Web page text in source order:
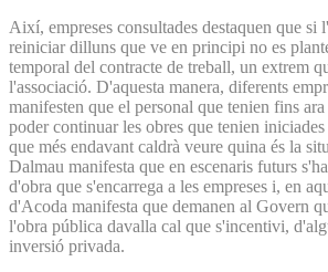
Així, empreses consultades destaquen que si
reiniciar dilluns que ve en principi no es
temporal del contracte de treball, un extrem
l'associació. D'aquesta manera, diferents
manifesten que el personal que tenien fins
poder continuar les obres que tenien
que més endavant caldrà veure quina és la
Dalmau manifesta que en escenaris futurs
d'obra que s'encarrega a les empreses i, en
d'Acoda manifesta que demanen al Govern
l'obra pública davalla cal que s'incentivi,
inversió privada.